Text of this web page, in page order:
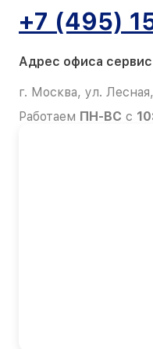
+7 (495)
Адрес офиса
г. Москва, ул.
Работаем ПН-ВС с